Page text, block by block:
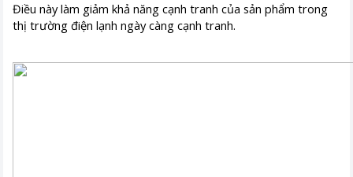
Điều này làm giảm khả năng cạnh tranh của sản phẩm trong
thị trường điện lạnh ngày càng cạnh tranh.